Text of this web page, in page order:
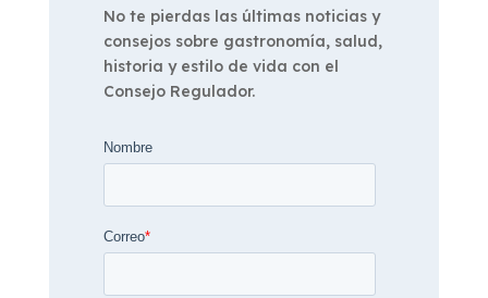
No te pierdas las últimas noticias y
consejos sobre gastronomía, salud,
historia y estilo de vida con el
Consejo Regulador.